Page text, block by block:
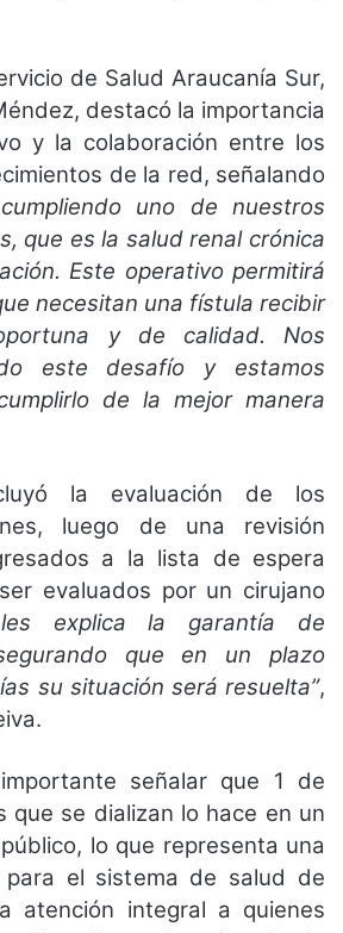
de Salud Araucanía Sur,
destacó la importancia
y la colaboración entre los
de la red, señalando
uno de nuestros
que es la salud renal crónica
Este operativo permitirá
necesitan una fístula recibir
y de calidad. Nos
este desafío y estamos
de la mejor manera
la evaluación de los
luego de una revisión
a la lista de espera
evaluados por un cirujano
explica la garantía de
que en un plazo
su situación será resuelta”,
señalar que 1 de
que se dializan lo hace en un
lo que representa una
para el sistema de salud de
atención integral a quienes